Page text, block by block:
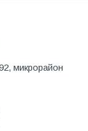
микрорайон